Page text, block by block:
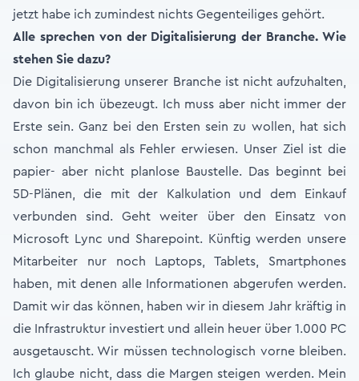
jetzt habe ich zumindest nichts Gegenteiliges gehört.
Alle sprechen von der Digitalisierung der Branche. Wie
stehen Sie dazu?
Die Digitalisierung unserer Branche ist nicht aufzuhalten,
davon bin ich übezeugt. Ich muss aber nicht immer der
Erste sein. Ganz bei den Ersten sein zu wollen, hat sich
schon manchmal als Fehler erwiesen. Unser Ziel ist die
papier- aber nicht planlose Baustelle. Das beginnt bei
5D-Plänen, die mit der Kalkulation und dem Einkauf
verbunden sind. Geht weiter über den Einsatz von
Microsoft Lync und Sharepoint. Künftig werden unsere
Mitarbeiter nur noch Laptops, Tablets, Smartphones
haben, mit denen alle Informationen abgerufen werden.
Damit wir das können, haben wir in diesem Jahr kräftig in
die Infrastruktur investiert und allein heuer über 1.000 PC
ausgetauscht. Wir müssen technologisch vorne bleiben.
Ich glaube nicht, dass die Margen steigen werden. Mein